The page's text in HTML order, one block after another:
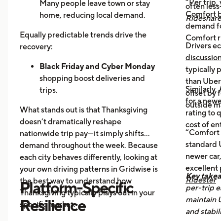
Many people leave town or stay
home, reducing local demand.
Orders Dip as More Families
Prepare Meals at Home
Business Closures:Fewer rides to
offices, bars, and events during the
holiday itself.
Equally predictable trends drive the
recovery:
Black Friday and Cyber Monday
shopping boost deliveries and
trips.
again.
Post-holiday fatigue drives more
food delivery orders.
What stands out is that Thanksgiving
doesn’t dramatically reshape
nationwide trip pay—it simply shifts
demand throughout the week. Because
each city behaves differently, looking at
your own driving patterns in Gridwise is
the best way to understand how
Thanksgiving typically plays out in your
specific market.
Platform-Specific
Resilience
often
“Per trip,
Comfort
demand
Comfort
Drivers
typically
than
offset by
outside
Similarly,
for a
rating to
cost of
“Comfort
standard
newer
excellent
Ridester
Key
per-trip
maintain
and